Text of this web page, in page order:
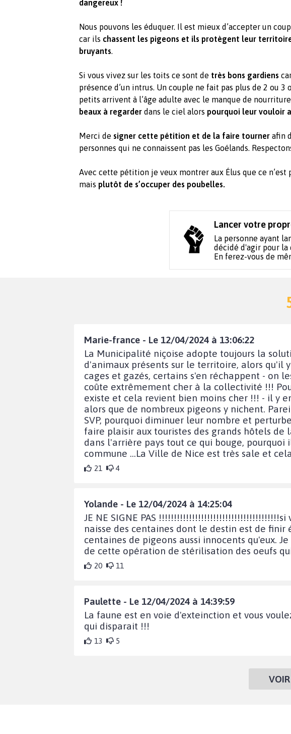
dangereux !
Nous pouvons les éduquer. Il est mieux d’accepter un
car ils chassent les pigeons et ils protègent leur
bruyants.
Si vous vivez sur les toits ce sont de très bons gardiens
présence d’un intrus. Un couple ne fait pas plus de 2 ou
petits arrivent à l’âge adulte avec le manque de
beaux à regarder dans le ciel alors pourquoi leur vouloir
Merci de signer cette pétition et de la faire tourner afin
personnes qui ne connaissent pas les Goélands.
Avec cette pétition je veux montrer aux Élus que ce n’est
mais plutôt de s’occuper des poubelles.
Lancer votre
La personne ayant
décidé d'agir pour la
En ferez-vous de
Marie-france - Le 12/04/2024 à 13:06:22
La Municipalité niçoise adopte toujours la
d'animaux présents sur le territoire, alors qu'il
cages et gazés, certains s'en réchappent - on
coûte extrêmement cher à la collectivité !!!
existe et cela revient bien moins cher !!! - il y
alors que de nombreux pigeons y nichent.
SVP, pourquoi diminuer leur nombre et
faire plaisir aux touristes des grands hôtels
dans l'arrière pays tout ce qui bouge,
commune ...La Ville de Nice est très sale et
21 4
Yolande - Le 12/04/2024 à 14:25:04
JE NE SIGNE PAS !!!!!!!!!!!!!!!!!!!!!!!!!!!!!!!!!!!!!!!!si
naisse des centaines dont le destin est de
centaines de pigeons aussi innocents qu'eux.
de cette opération de stérilisation des oeufs
20 11
Paulette - Le 12/04/2024 à 14:39:59
La faune est en voie d'exteinction et vous
qui disparait !!!
13 5